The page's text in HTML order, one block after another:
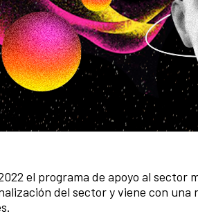
el programa de apoyo al sector
del sector y viene con